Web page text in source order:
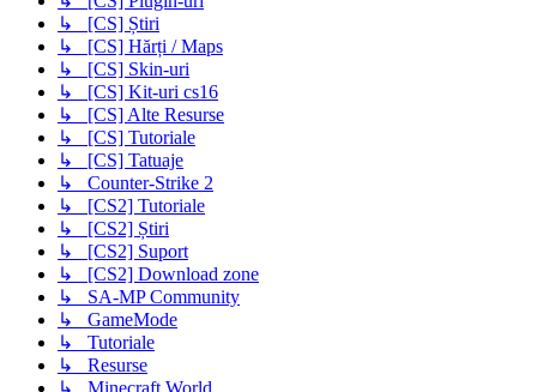
↳ [CS] Știri
↳ [CS] Hărți / Maps
↳ [CS] Skin-uri
↳ [CS] Kit-uri cs16
↳ [CS] Alte Resurse
↳ [CS] Tutoriale
↳ [CS] Tatuaje
↳ Counter-Strike 2
↳ [CS2] Tutoriale
↳ [CS2] Știri
↳ [CS2] Suport
↳ [CS2] Download zone
↳ SA-MP Community
↳ GameMode
↳ Tutoriale
↳ Resurse
↳ Minecraft World